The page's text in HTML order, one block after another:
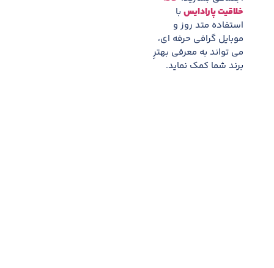
خلاقیت پارادایس با
استفاده متد روز و
موبایل گرافی حرفه ای،
می تواند به معرفی بهترِ
برند شما کمک نماید.